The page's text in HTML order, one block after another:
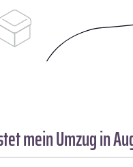
mein Umzug in